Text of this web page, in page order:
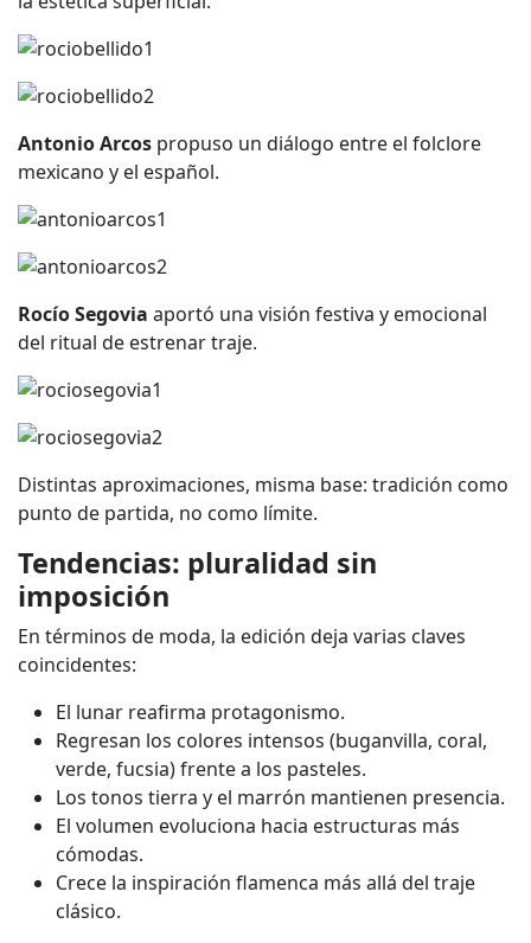
Antonio Arcos propuso un diálogo entre el folclore
mexicano y el español.
Rocío Segovia aportó una visión festiva y emocional
del ritual de estrenar traje.
Distintas aproximaciones, misma base: tradición como
punto de partida, no como límite.
Tendencias: pluralidad sin
imposición
En términos de moda, la edición deja varias claves
coincidentes:
El lunar reafirma protagonismo.
Regresan los colores intensos (buganvilla, coral,
verde, fucsia) frente a los pasteles.
Los tonos tierra y el marrón mantienen presencia.
El volumen evoluciona hacia estructuras más
cómodas.
Crece la inspiración flamenca más allá del traje
clásico.